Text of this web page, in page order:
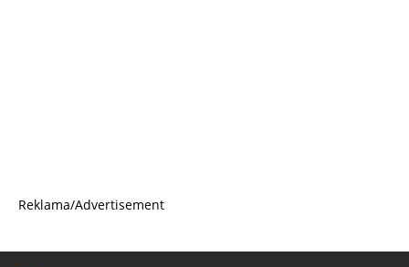
Reklama/Advertisement